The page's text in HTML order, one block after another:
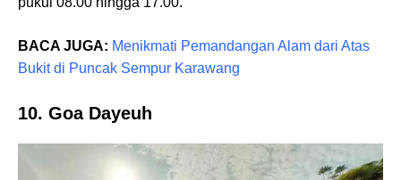
BACA JUGA: Menikmati Pemandangan Alam dari Atas
Bukit di Puncak Sempur Karawang
10. Goa Dayeuh